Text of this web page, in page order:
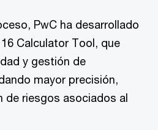
PwC ha desarrollado
Calculator Tool, que
y gestión de
mayor precisión,
de riesgos asociados al